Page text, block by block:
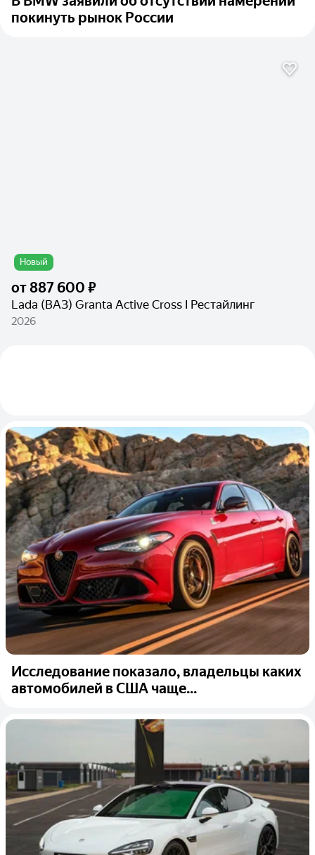
покинуть рынок России
Новый
от887 600 ₽
Lada (ВАЗ) Granta Active Cross I Рестайлинг
2026
Исследование показало, владельцы каких
автомобилей в США чаще...